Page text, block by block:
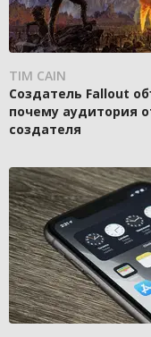
TIM CAIN
Создатель Fallout
почему аудитория
создателя